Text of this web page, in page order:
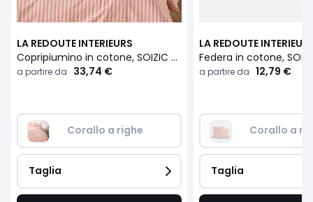
LA REDOUTE INTERIEURS
Copripiumino in cotone, SOIZIC CORALLO
a partire da 33,74 €
Corallo a righe
Taglia
LA REDOUTE
a partire da 12,79 €
Corallo a
Taglia